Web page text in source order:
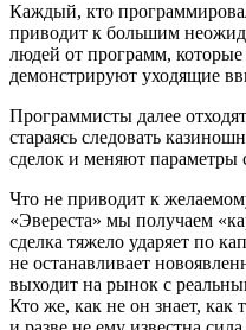
Каждый, кто
приводит к большим
людей от программ, которые
демонстрируют уходящие
Программисты далее
стараясь следовать
сделок и меняют параметры
Что не приводит к
«Эвереста» мы получаем
сделка тяжело ударяет по
не останавливает
выходит на рынок с
Кто же, как не он знает, как